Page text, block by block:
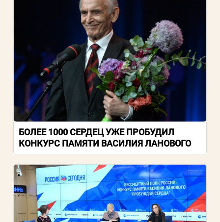
БОЛЕЕ 1000 СЕРДЕЦ УЖЕ ПРОБУДИЛ
КОНКУРС ПАМЯТИ ВАСИЛИЯ ЛАНОВОГО